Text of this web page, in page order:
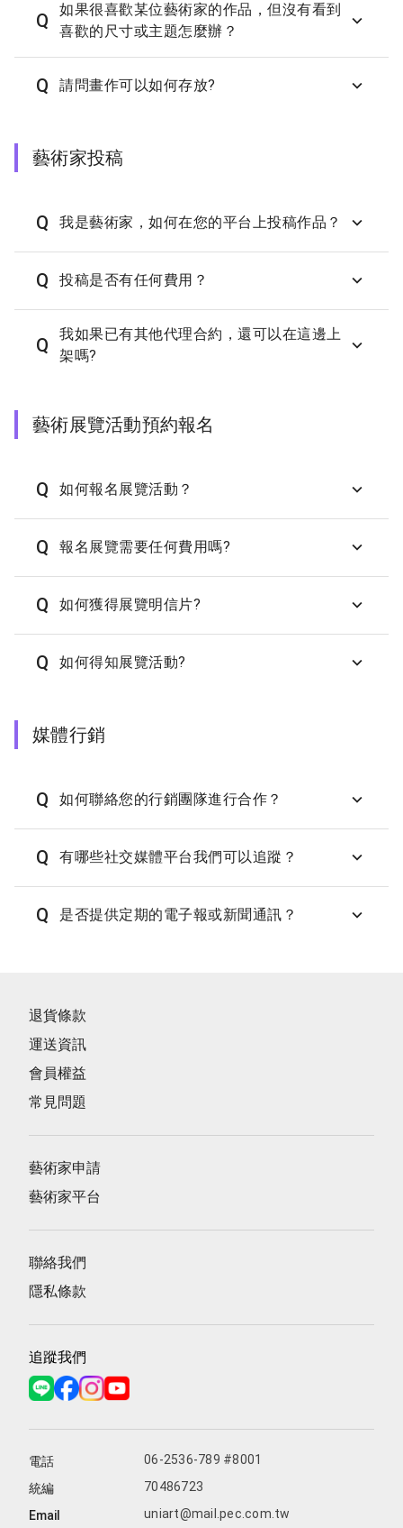
Q
如果很喜歡某位藝術家的作品，但沒有看到
喜歡的尺寸或主題怎麼辦？
Q 請問畫作可以如何存放?
藝術家投稿
Q 我是藝術家，如何在您的平台上投稿作品？
Q 投稿是否有任何費用？
Q
我如果已有其他代理合約，還可以在這邊上
架嗎?
藝術展覽活動預約報名
Q 如何報名展覽活動？
Q 報名展覽需要任何費用嗎?
Q 如何獲得展覽明信片?
Q 如何得知展覽活動?
媒體行銷
Q 如何聯絡您的行銷團隊進行合作？
Q 有哪些社交媒體平台我們可以追蹤？
Q 是否提供定期的電子報或新聞通訊？
退貨條款
運送資訊
會員權益
常見問題
藝術家申請
藝術家平台
聯絡我們
隱私條款
追蹤我們
電話
06-2536-789 #8001
統編
70486723
Email
uniart@mail.pec.com.tw